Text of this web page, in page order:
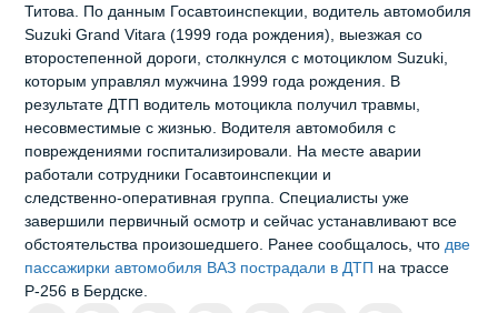
Титова. По данным Госавтоинспекции, водитель автомобиля
Suzuki Grand Vitara (1999 года рождения), выезжая со
второстепенной дороги, столкнулся с мотоциклом Suzuki,
которым управлял мужчина 1999 года рождения. В
результате ДТП водитель мотоцикла получил травмы,
несовместимые с жизнью. Водителя автомобиля с
повреждениями госпитализировали. На месте аварии
работали сотрудники Госавтоинспекции и
следственно‑оперативная группа. Специалисты уже
завершили первичный осмотр и сейчас устанавливают все
обстоятельства произошедшего. Ранее сообщалось, что две
пассажирки автомобиля ВАЗ пострадали в ДТП на трассе
Р-256 в Бердске.